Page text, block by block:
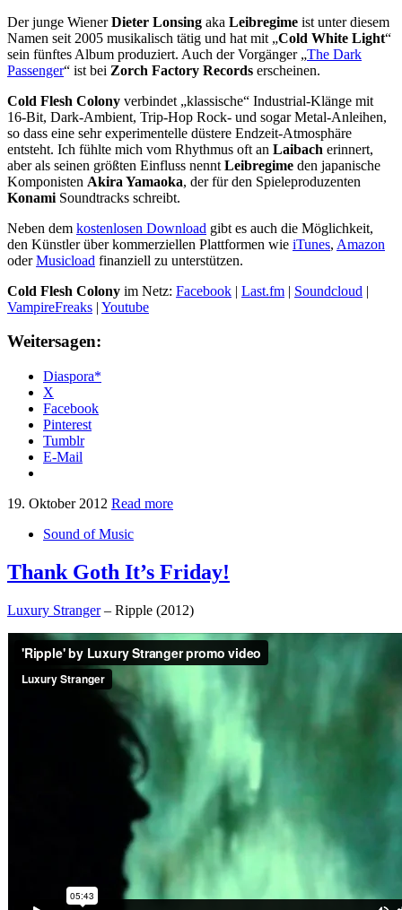
Der junge WienerDieter Lonsing aka Leibregime ist unter diesem
Namen seit 2005 musikalisch tätig und hat mit „Cold White Light“
sein fünftes Album produziert. Auch der Vorgänger „The Dark
Passenger“ ist bei Zorch Factory Records erscheinen.
Cold Flesh Colony verbindet „klassische“ Industrial-Klänge mit
16-Bit, Dark-Ambient, Trip-Hop Rock- und sogar Metal-Anleihen,
so dass eine sehr experimentelle düstere Endzeit-Atmosphäre
entsteht. Ich fühlte mich vom Rhythmus oft an Laibach erinnert,
aber als seinen größten Einfluss nennt Leibregime den japanische
Komponisten Akira Yamaoka, der für den Spieleproduzenten
Konami Soundtracks schreibt.
Neben dem kostenlosen Download gibt es auch die Möglichkeit,
den Künstler über kommerziellen Plattformen wie iTunes, Amazon
oderMusicload finanziell zu unterstützen.
Cold Flesh Colony im Netz: Facebook | Last.fm | Soundcloud |
VampireFreaks | Youtube
Weitersagen:
Diaspora*
X
Facebook
Pinterest
Tumblr
E-Mail
19. Oktober 2012 Read more
Sound of Music
Thank Goth It’s Friday!
Luxury Stranger– Ripple (2012)